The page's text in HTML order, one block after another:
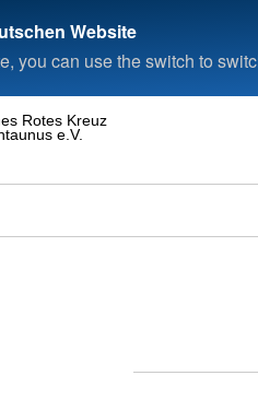
Website
you can use the switch to
e.V.
Rotes Kreuz